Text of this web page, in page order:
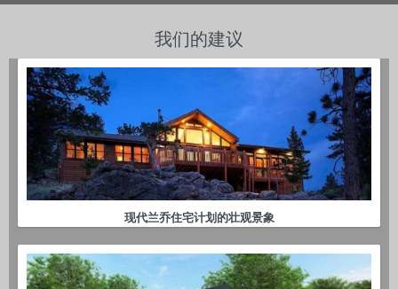
我们的建议
现代兰乔住宅计划的壮观景象